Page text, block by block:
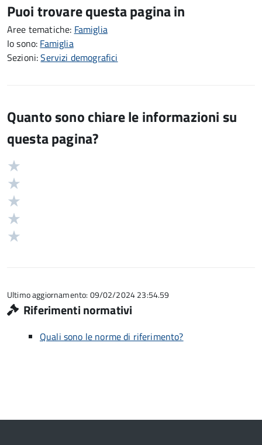
Puoi trovare questa pagina in
Aree tematiche: Famiglia
Io sono: Famiglia
Sezioni:Servizi demografici
Quanto sono chiare le informazioni su
questa pagina?
Valutazione
5
Ultimo aggiornamento: 09/02/2024 23:54.59
Riferimenti normativi
Quali sono le norme di riferimento?